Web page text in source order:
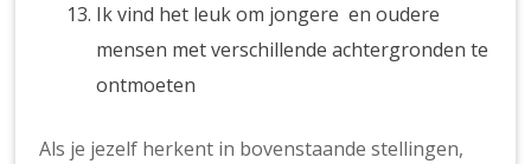
Ik vind het leuk om jongere en oudere
mensen met verschillende achtergronden te
ontmoeten
Als je jezelf herkent in bovenstaande stellingen,